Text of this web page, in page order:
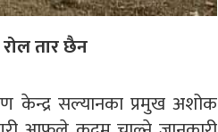
रोल तार छैन
केन्द्र सल्यानका प्रमुख अशोक